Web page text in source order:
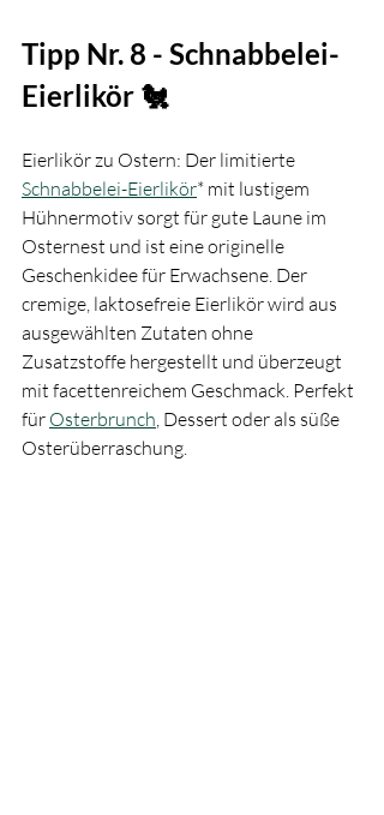
Tipp Nr. 8 - Schnabbelei-
Eierlikör 🐔
Eierlikör zu Ostern: Der limitierte
Schnabbelei-Eierlikör* mit lustigem
Hühnermotiv sorgt für gute Laune im
Osternest und ist eine originelle
Geschenkidee für Erwachsene. Der
cremige, laktosefreie Eierlikör wird aus
ausgewählten Zutaten ohne
Zusatzstoffe hergestellt und überzeugt
mit facettenreichem Geschmack. Perfekt
für Osterbrunch, Dessert oder als süße
Osterüberraschung.